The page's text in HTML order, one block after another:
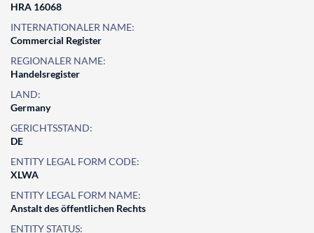
HRA 16068
INTERNATIONALER NAME:
Commercial Register
REGIONALER NAME:
Handelsregister
LAND:
Germany
GERICHTSSTAND:
DE
ENTITY LEGAL FORM CODE:
XLWA
ENTITY LEGAL FORM NAME:
Anstalt des öffentlichen Rechts
ENTITY STATUS: